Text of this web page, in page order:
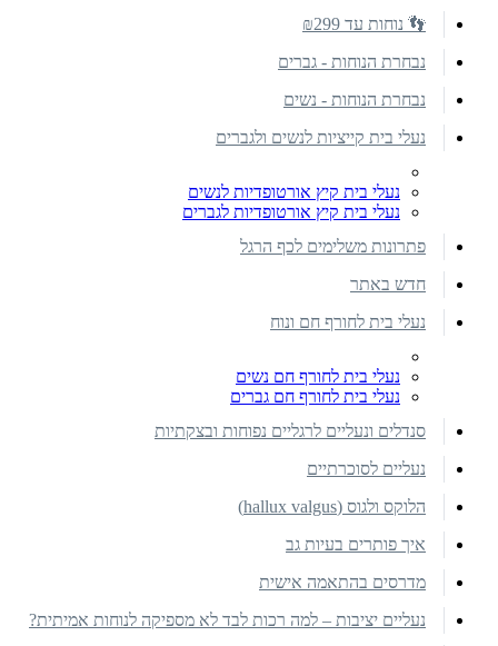
👣 נוחות עד ₪299
נבחרת הנוחות - גברים
נבחרת הנוחות - נשים
נעלי בית קייציות לנשים ולגברים
נעלי בית קיץ אורטופדיות לנשים
נעלי בית קיץ אורטופדיות לגברים
פתרונות משלימים לכף הרגל
חדש באתר
נעלי בית לחורף חם ונוח
נעלי בית לחורף חם נשים
נעלי בית לחורף חם גברים
סנדלים ונעליים לרגליים נפוחות ובצקתיות
נעליים לסוכרתיים
הלוקס ולגוס (hallux valgus)
איך פותרים בעיות גב
מדרסים בהתאמה אישית
נעליים יציבות – למה רכות לבד לא מספיקה לנוחות אמיתית?